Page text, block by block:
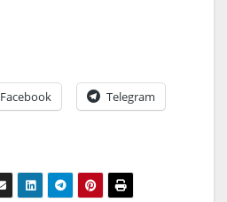
Facebook Telegram